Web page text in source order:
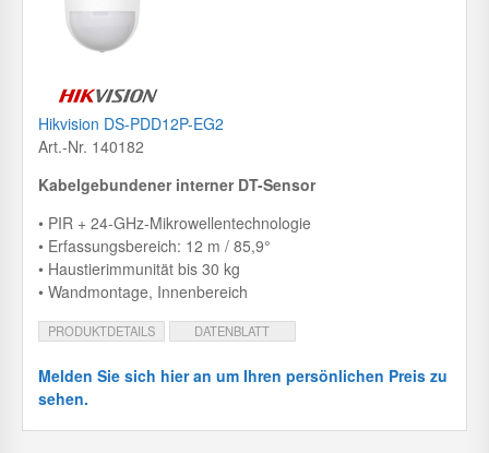
Hikvision DS-PDD12P-EG2
Art.-Nr. 140182
Kabelgebundener interner DT-Sensor
• PIR + 24-GHz-Mikrowellentechnologie
• Erfassungsbereich: 12 m / 85,9°
• Haustierimmunität bis 30 kg
• Wandmontage, Innenbereich
PRODUKTDETAILS DATENBLATT
Melden Sie sich hier an um Ihren persönlichen Preis zu
sehen.